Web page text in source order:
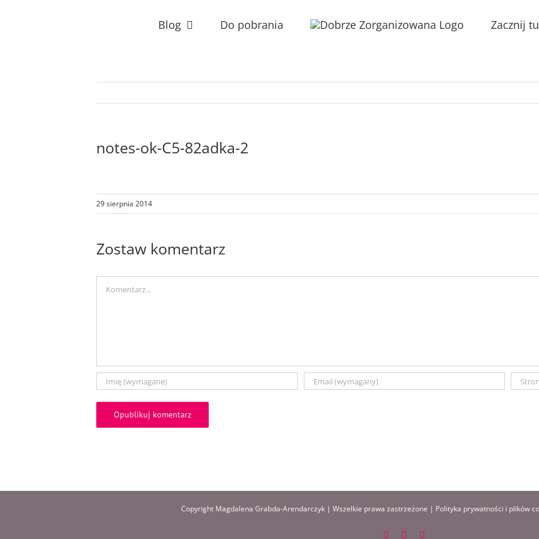
Blog Do pobrania Zacznij
notes-ok-C5-82adka-2
29 sierpnia 2014
Zostaw komentarz
Copyright Magdalena Grabda-Arendarczyk | Wszelkie prawa zastrzeżone | Polityka prywatności i plików
FacebookInstagram